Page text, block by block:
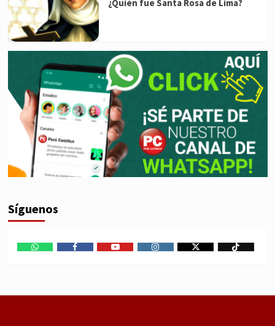
¿Quién fue Santa Rosa de Lima?
Síguenos